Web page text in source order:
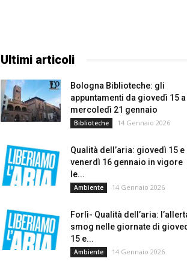
Ultimi articoli
Bologna Biblioteche: gli
appuntamenti da giovedì 15 a
mercoledì 21 gennaio
Biblioteche 14 Gennaio 2026
Qualità dell’aria: giovedì 15 e
venerdì 16 gennaio in vigore
le...
Ambiente 14 Gennaio 2026
Forlì- Qualità dell’aria:
smog nelle giornate di
15 e...
Ambiente 14 Gennaio 2026